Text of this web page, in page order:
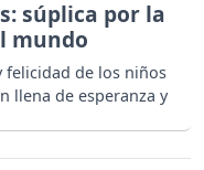
súplica por la
mundo
felicidad de los niños
llena de esperanza y